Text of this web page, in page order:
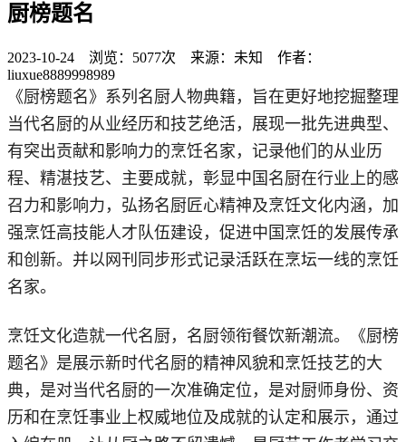
厨榜题名
2023-10-24 浏览： 5077次 来源： 未知
作者：
liuxue8889998989
《厨榜题名》系列名厨人物典籍，旨在更好地挖掘整理
当代名厨的从业经历和技艺绝活，展现一批先进典型、
有突出贡献和影响力的烹饪名家，记录他们的从业历
程、精湛技艺、主要成就，彰显中国名厨在行业上的感
召力和影响力，弘扬名厨匠心精神及烹饪文化内涵，加
强烹饪高技能人才队伍建设，促进中国烹饪的发展传承
和创新。并以网刊同步形式记录活跃在烹坛一线的烹饪
名家。
烹饪文化造就一代名厨，名厨领衔餐饮新潮流。《厨榜
题名》是展示新时代名厨的精神风貌和烹饪技艺的大
典，是对当代名厨的一次准确定位，是对厨师身份、资
历和在烹饪事业上权威地位及成就的认定和展示，通过